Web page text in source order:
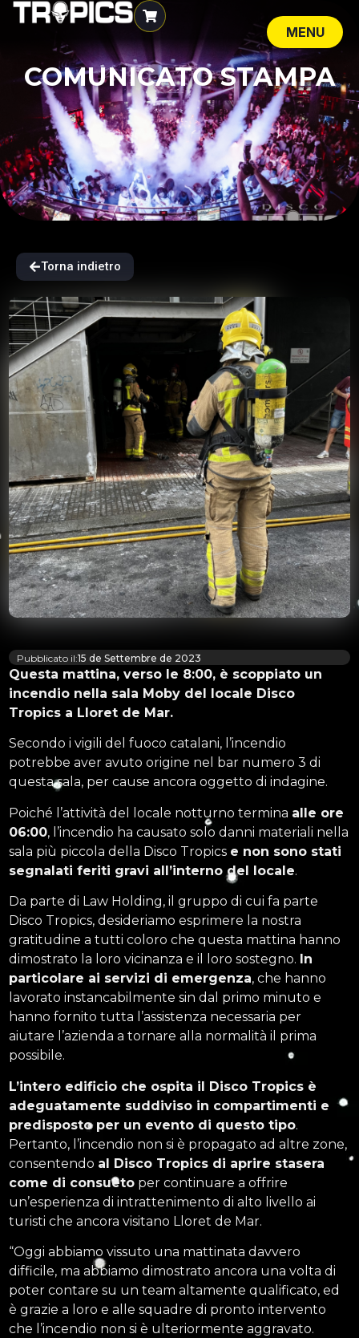
MENU
CLOSE
COMUNICATO STAMPA
Torna indietro
Pubblicato il:15 de Settembre de 2023
Questa mattina, verso le 8:00, è scoppiato un
incendio nella sala Moby del locale Disco
Tropics a Lloret de Mar.
Secondo i vigili del fuoco catalani, l’incendio
potrebbe aver avuto origine nel bar numero 3 di
questa sala, per cause ancora oggetto di indagine.
Poiché l’attività del locale notturno termina alle ore
06:00, l’incendio ha causato solo danni materiali nella
sala più piccola della Disco Tropics e non sono stati
segnalati feriti gravi all’interno del locale.
Da parte di Law Holding, il gruppo di cui fa parte
Disco Tropics, desideriamo esprimere la nostra
gratitudine a tutti coloro che questa mattina hanno
dimostrato la loro vicinanza e il loro sostegno. In
particolare ai servizi di emergenza, che hanno
lavorato instancabilmente sin dal primo minuto e
hanno fornito tutta l’assistenza necessaria per
aiutare l’azienda a tornare alla normalità il prima
possibile.
L’intero edificio che ospita il Disco Tropics è
adeguatamente suddiviso in compartimenti e
predisposto per un evento di questo tipo.
Pertanto, l’incendio non si è propagato ad altre zone,
consentendo al Disco Tropics di aprire stasera
come di consueto per continuare a offrire
un’esperienza di intrattenimento di alto livello ai
turisti che ancora visitano Lloret de Mar.
“Oggi abbiamo vissuto una mattinata davvero
difficile, ma abbiamo dimostrato ancora una volta di
poter contare su un team altamente qualificato, ed
è grazie a loro e alle squadre di pronto intervento
che l’incendio non si è ulteriormente aggravato.